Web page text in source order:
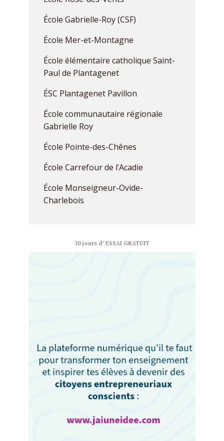
École Gabrielle-Roy (CSF)
École Mer-et-Montagne
École élémentaire catholique Saint-
Paul de Plantagenet
ÉSC Plantagenet Pavillon
École communautaire régionale
Gabrielle Roy
École Pointe-des-Chênes
École Carrefour de l’Acadie
École Monseigneur-Ovide-
Charlebois
30 jours d’ ESSAI GRATUIT